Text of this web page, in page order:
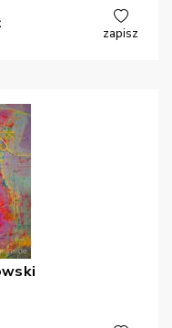
zapisz